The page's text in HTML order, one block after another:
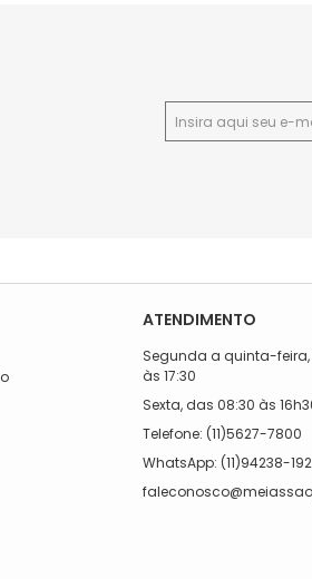
ATENDIMENTO
Segunda a quinta-
às 17:30
Sexta, das 08:30 às
Telefone: (11)5627-7800
WhatsApp: (11)94238-